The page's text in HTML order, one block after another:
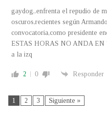
gaydog,.enfrenta el repudio de
oscuros,recientes según
convocatoria,como presidente
ESTAS HORAS NO ANDA EN
a la izq
2 0 Responder
1 2 3 Siguiente »